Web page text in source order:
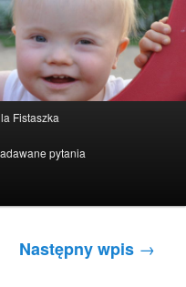
Fistaszka
pytania
Następny wpis →